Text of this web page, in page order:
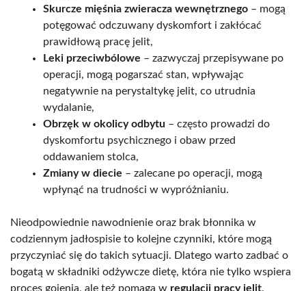
Skurcze mięśnia zwieracza wewnętrznego – mogą
potęgować odczuwany dyskomfort i zakłócać
prawidłową pracę jelit,
Leki przeciwbólowe – zazwyczaj przepisywane po
operacji, mogą pogarszać stan, wpływając
negatywnie na perystaltykę jelit, co utrudnia
wydalanie,
Obrzęk w okolicy odbytu – często prowadzi do
dyskomfortu psychicznego i obaw przed
oddawaniem stolca,
Zmiany w diecie – zalecane po operacji, mogą
wpłynąć na trudności w wypróżnianiu.
Nieodpowiednie nawodnienie oraz brak błonnika w
codziennym jadłospisie to kolejne czynniki, które mogą
przyczyniać się do takich sytuacji. Dlatego warto zadbać o
bogatą w składniki odżywcze dietę, która nie tylko wspiera
proces gojenia, ale też pomaga w regulacji pracy jelit.